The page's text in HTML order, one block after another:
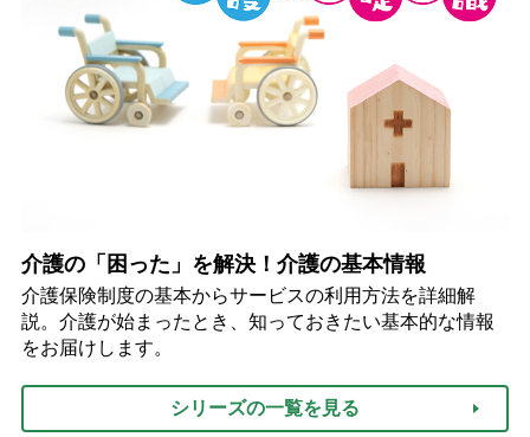
介護の「困った」を解決！介護の基本情報
介護保険制度の基本からサービスの利用方法を詳細解
説。介護が始まったとき、知っておきたい基本的な情報
をお届けします。
シリーズの一覧を見る